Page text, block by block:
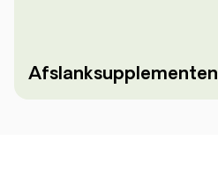
Afslanksupplementen